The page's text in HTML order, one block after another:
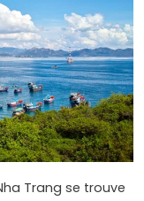
Trang se trouve